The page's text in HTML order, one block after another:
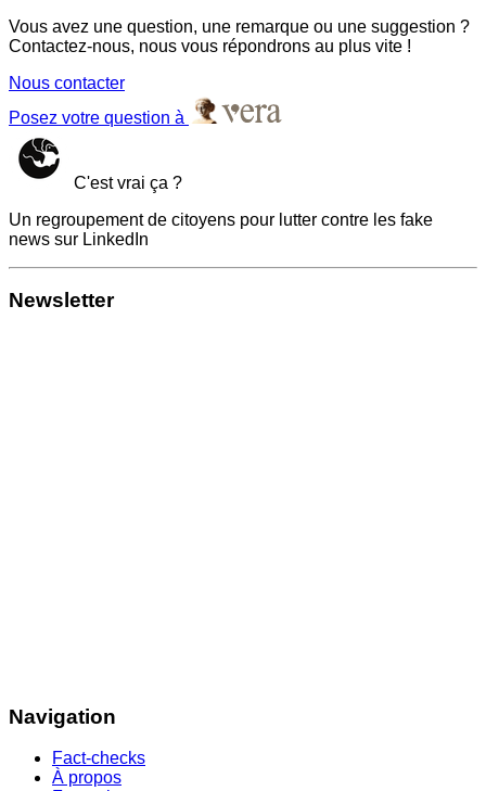
Vous avez une question, une remarque ou une suggestion ?
Contactez-nous, nous vous répondrons au plus vite !
Nous contacter
Posez votre question à
C'est vrai ça ?
Un regroupement de citoyens pour lutter contre les fake
news sur LinkedIn
Newsletter
Navigation
Fact-checks
À propos